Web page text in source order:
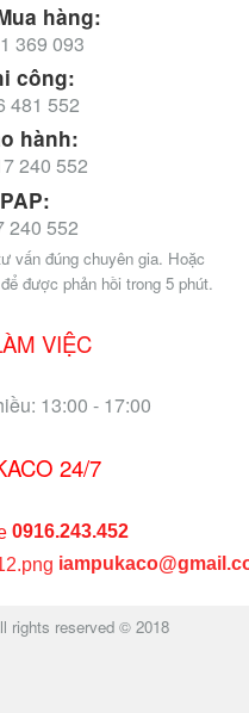
hàng:
369 093
công:
481 552
hành:
240 552
240 552
vấn đúng chuyên gia. Hoặc
được phản hồi trong 5 phút.
VIỆC
13:00 - 17:00
24/7
0916.243.452
rights reserved © 2018